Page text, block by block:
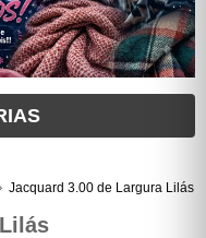
Jacquard 3.00 de Largura Lilás